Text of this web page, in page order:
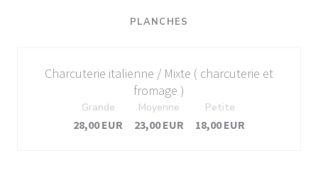
PLANCHES
Charcuterie italienne / Mixte ( charcuterie et
fromage )
28,00 EUR
Grande
23,00 EUR
Moyenne
18,00 EUR
Petite